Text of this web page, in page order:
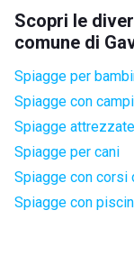
Scopri le
comune di
Spiagge per
Spiagge con
Spiagge attrezzate
Spiagge per cani
Spiagge con
Spiagge con